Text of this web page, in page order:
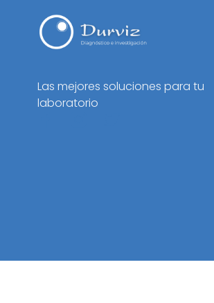
Las mejores soluciones para tu
laboratorio